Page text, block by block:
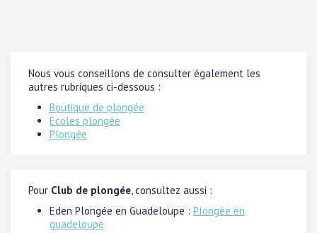
Nous vous conseillons de consulter également les
autres rubriques ci-dessous :
Boutique de plongée
Ecoles plongée
Plongée
Pour Club de plongée, consultez aussi :
Eden Plongée en Guadeloupe : Plongée en
guadeloupe